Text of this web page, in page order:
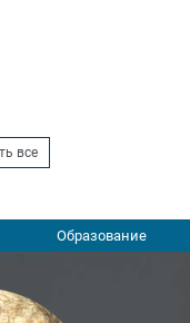
все
Образование